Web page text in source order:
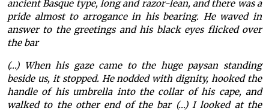
ancient Basque type, long and razor-lean, and there was a
pride almost to arrogance in his bearing. He waved in
answer to the greetings and his black eyes flicked over
the bar
(…) When his gaze came to the huge paysan standing
beside us, it stopped. He nodded with dignity, hooked the
handle of his umbrella into the collar of his cape, and
walked to the other end of the bar (…) I looked at the